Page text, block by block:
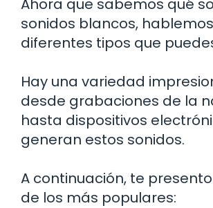
Ahora que sabemos qué
sonidos blancos,
diferentes tipos que
Hay una variedad
desde grabaciones de la
hasta dispositivos
generan estos sonidos.
A continuación, te
de los más populares: